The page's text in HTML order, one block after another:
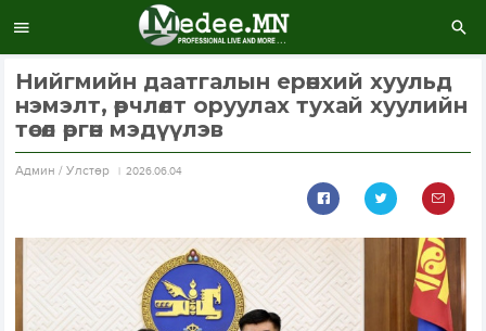
Нийгмийн даатгалын ерөнхий хуульд
нэмэлт, өөрчлөлт оруулах тухай хуулийн
төсөл өргөн мэдүүлэв
Aдмин / Улстөр 2026.06.04